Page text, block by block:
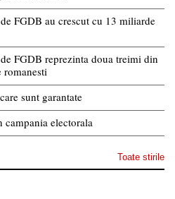
FGDB au crescut cu 13 miliarde
FGDB reprezinta doua treimi din
sunt garantate
campania electorala
Toate stirile